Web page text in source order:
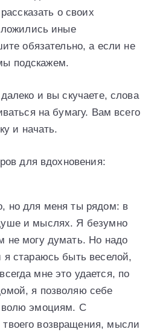
о своих
иные
обязательно, а если не
подскажем.
и вы скучаете, слова
на бумагу. Вам всего
и начать.
для вдохновения:
но для меня ты рядом: в
и мыслях. Я безумно
не могу думать. Но надо
я стараюсь быть веселой,
мне это удается, по
я позволяю себе
волю эмоциям. С
возвращения, мысли